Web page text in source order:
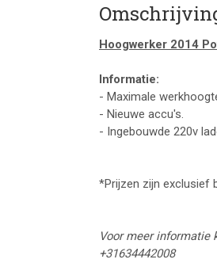
Hoogwerker 2014
Informatie:
- Maximale
- Nieuwe accu's.
- Ingebouwde 220v
*Prijzen zijn exclusief
Voor meer informatie
+31634442008